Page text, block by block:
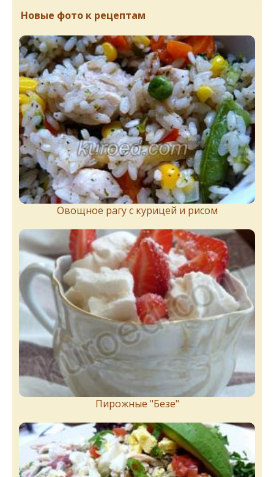
Новые фото к рецептам
Овощное рагу с курицей и рисом
Пирожныe "Бeзe"